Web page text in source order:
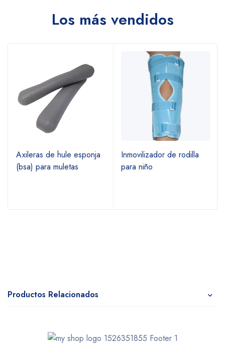
Los más vendidos
Axileras de hule esponja
(bsa) para muletas
Inmovilizador de rodilla
para niño
Productos Relacionados